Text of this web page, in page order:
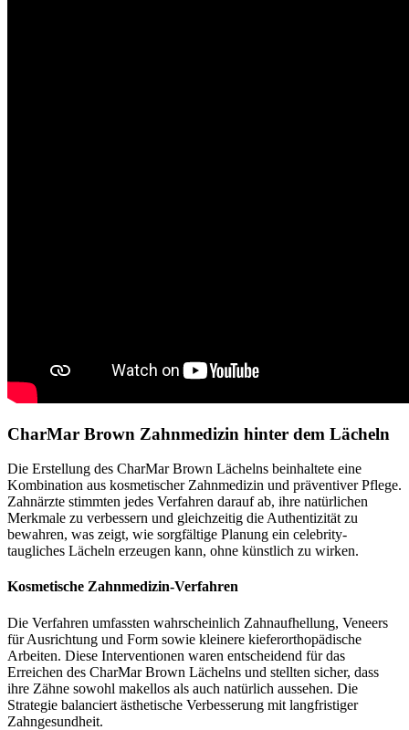
CharMar Brown Zahnmedizin hinter dem Lächeln
Die Erstellung des CharMar Brown Lächelns beinhaltete eine
Kombination aus kosmetischer Zahnmedizin und präventiver Pflege.
Zahnärzte stimmten jedes Verfahren darauf ab, ihre natürlichen
Merkmale zu verbessern und gleichzeitig die Authentizität zu
bewahren, was zeigt, wie sorgfältige Planung ein celebrity-
taugliches Lächeln erzeugen kann, ohne künstlich zu wirken.
Kosmetische Zahnmedizin-Verfahren
Die Verfahren umfassten wahrscheinlich Zahnaufhellung, Veneers
für Ausrichtung und Form sowie kleinere kieferorthopädische
Arbeiten. Diese Interventionen waren entscheidend für das
Erreichen des CharMar Brown Lächelns und stellten sicher, dass
ihre Zähne sowohl makellos als auch natürlich aussehen. Die
Strategie balanciert ästhetische Verbesserung mit langfristiger
Zahngesundheit.